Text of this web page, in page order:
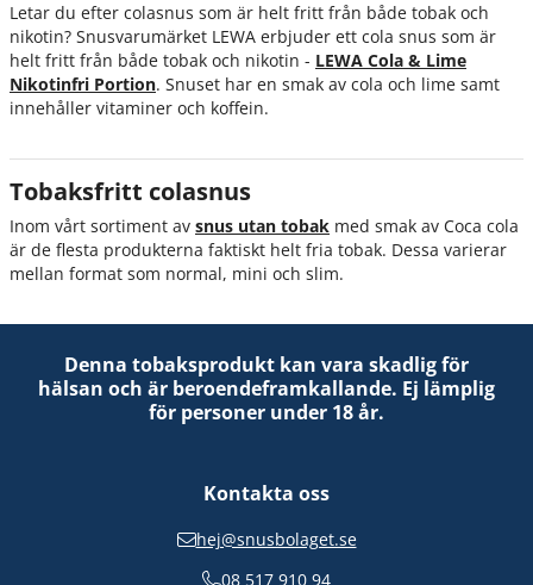
Letar du efter colasnus som är helt fritt från både tobak och
nikotin? Snusvarumärket LEWA erbjuder ett cola snus som är
helt fritt från både tobak och nikotin - LEWA Cola & Lime
Nikotinfri Portion. Snuset har en smak av cola och lime samt
innehåller vitaminer och koffein.
Tobaksfritt colasnus
Inom vårt sortiment av snus utan tobak med smak av Coca cola
är de flesta produkterna faktiskt helt fria tobak. Dessa varierar
mellan format som normal, mini och slim.
Denna tobaksprodukt kan vara skadlig för
hälsan och är beroendeframkallande. Ej lämplig
för personer under 18 år.
Kontakta oss
hej@snusbolaget.se
08 517 910 94